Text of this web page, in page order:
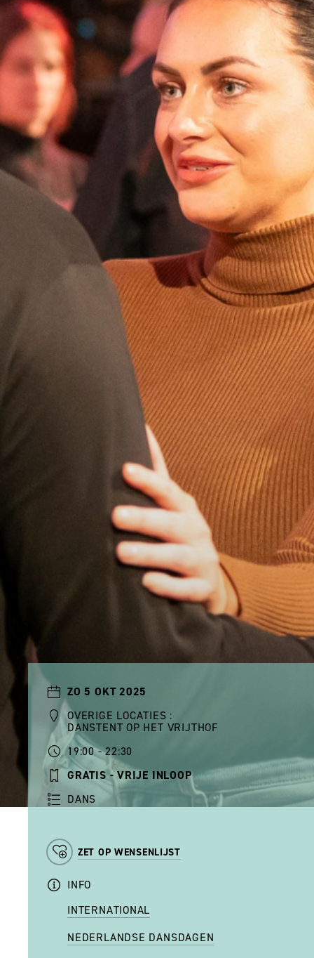
ZO 5 OKT 2025
OVERIGE LOCATIES :
DANSTENT OP HET VRIJTHOF
19:00 - 22:30
GRATIS - VRIJE INLOOP
DANS
ZET OP WENSENLIJST
INFO
INTERNATIONAL
NEDERLANDSE DANSDAGEN